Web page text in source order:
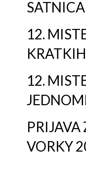
SATNICA
12.
12.
PRIJAVA
VORKY